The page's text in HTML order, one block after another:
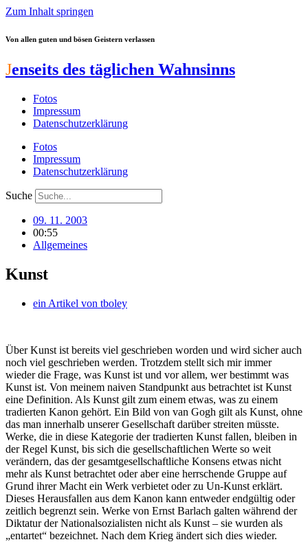
Zum Inhalt springen
Von allen guten und bösen Geistern verlassen
Jenseits des täglichen Wahnsinns
Fotos
Impressum
Datenschutzerklärung
Fotos
Impressum
Datenschutzerklärung
Suche
09. 11. 2003
00:55
Allgemeines
Kunst
ein Artikel von tboley
Über Kunst ist bereits viel geschrieben worden und wird sicher auch
noch viel geschrieben werden. Trotzdem stellt sich mir immer
wieder die Frage, was Kunst ist und vor allem, wer bestimmt was
Kunst ist. Von meinem naiven Standpunkt aus betrachtet ist Kunst
eine Definition. Als Kunst gilt zum einem etwas, was zu einem
tradierten Kanon gehört. Ein Bild von van Gogh gilt als Kunst, ohne
das man innerhalb unserer Gesellschaft darüber streiten müsste.
Werke, die in diese Kategorie der tradierten Kunst fallen, bleiben in
der Regel Kunst, bis sich die gesellschaftlichen Werte so weit
verändern, das der gesamtgesellschaftliche Konsens etwas nicht
mehr als Kunst betrachtet oder aber eine herrschende Gruppe auf
Grund ihrer Macht ein Werk verbietet oder zu Un-Kunst erklärt.
Dieses Herausfallen aus dem Kanon kann entweder endgültig oder
zeitlich begrenzt sein. Werke von Ernst Barlach galten während der
Diktatur der Nationalsozialisten nicht als Kunst – sie wurden als
„entartet“ bezeichnet. Nach dem Krieg ändert sich dies wieder.